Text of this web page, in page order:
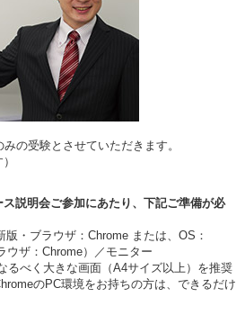
の受験とさせていただきます。
説明会ご参加にあたり、下記ご準備が必
版・ブラウザ：Chrome または、OS：
ウザ：Chrome）／モニター
べく大きな画面（A4サイズ以上）を推奨
のPC環境をお持ちの方は、できるだけ